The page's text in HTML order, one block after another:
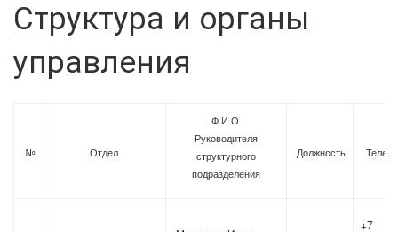
Структура и органы
управления
№ Отдел
Ф.И.О.
Руководителя
структурного
подразделения
Должность
+7